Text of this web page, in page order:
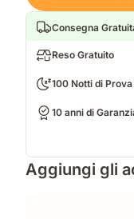
Consegna
Reso Gratuito
100 Notti di Prova
10 anni di
Aggiungi gli